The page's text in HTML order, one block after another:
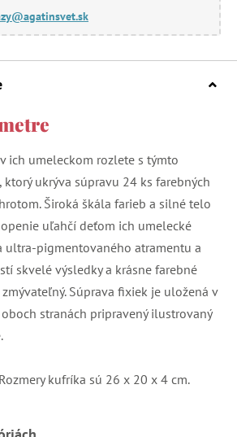
ich umeleckom rozlete s týmto
ukrýva súpravu 24 ks farebných
Široká škála farieb a silné telo
uľahčí deťom ich umelecké
ultra-pigmentovaného atramentu a
skvelé výsledky a krásne farebné
Súprava fixiek je uložená v
stranách pripravený ilustrovaný
kufríka sú 26 x 20 x 4 cm.